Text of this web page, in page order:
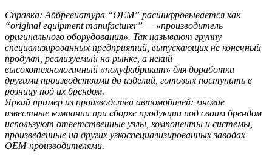
Справка: Аббревиатура “OEM” расшифровывается как
“original equipment manufacturer” — «производитель
оригинального оборудования». Так называют группу
специализированных предприятий, выпускающих не конечный
продукт, реализуемый на рынке, а некий
высокотехнологичный «полуфабрикат» для доработки
другими производствами до изделий, готовых поступить в
розницу под их брендом.
Яркий пример из производства автомобилей: многие
известные компании при сборке продукции под своим брендом
используют ответственные узлы, компоненты и системы,
произведенные на других узкоспециализированных заводах
OEM-производителями.